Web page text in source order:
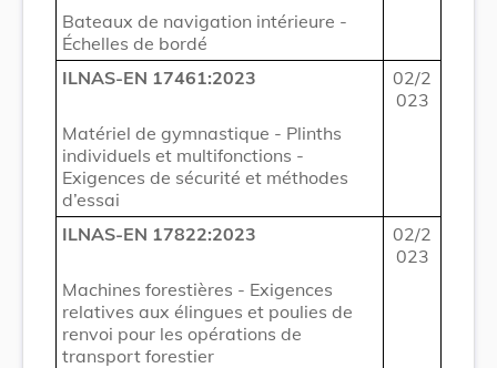
Bateaux de navigation intérieure -
Échelles de bordé
ILNAS-EN 17461:2023
02/2
023
Matériel de gymnastique - Plinths
individuels et multifonctions -
Exigences de sécurité et méthodes
d’essai
ILNAS-EN 17822:2023
02/2
023
Machines forestières - Exigences
relatives aux élingues et poulies de
renvoi pour les opérations de
transport forestier